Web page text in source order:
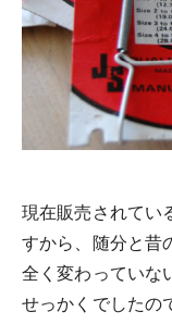
現在販売されてい
すから、随分と昔
全く変わっていな
せっかくでしたの